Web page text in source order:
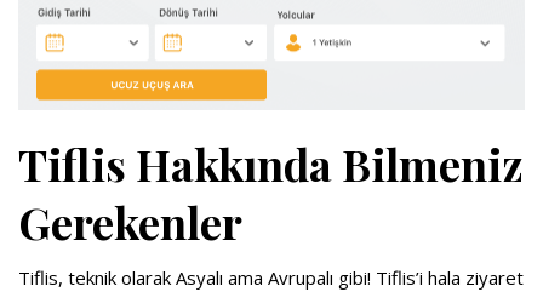
Tiflis Hakkında Bilmeniz
Gerekenler
Tiflis, teknik olarak Asyalı ama Avrupalı gibi! Tiflis’i hala ziyaret